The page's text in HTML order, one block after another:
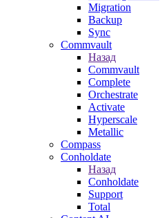
Migration
Backup
Sync
Commvault
Назад
Commvault
Complete
Orchestrate
Activate
Hyperscale
Metallic
Compass
Conholdate
Назад
Conholdate
Support
Total